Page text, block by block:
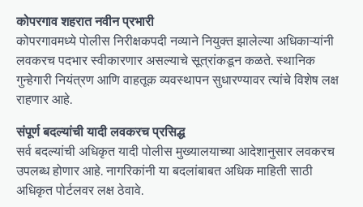
कोपरगाव शहरात नवीन प्रभारी
कोपरगावमध्ये पोलीस निरीक्षकपदी नव्याने नियुक्त झालेल्या अधिकाऱ्यांनी
लवकरच पदभार स्वीकारणार असल्याचे सूत्रांकडून कळते. स्थानिक
गुन्हेगारी नियंत्रण आणि वाहतूक व्यवस्थापन सुधारण्यावर त्यांचे विशेष लक्ष
राहणार आहे.
संपूर्ण बदल्यांची यादी लवकरच प्रसिद्ध
सर्व बदल्यांची अधिकृत यादी पोलीस मुख्यालयाच्या आदेशानुसार लवकरच
उपलब्ध होणार आहे. नागरिकांनी या बदलांबाबत अधिक माहिती साठी
अधिकृत पोर्टलवर लक्ष ठेवावे.